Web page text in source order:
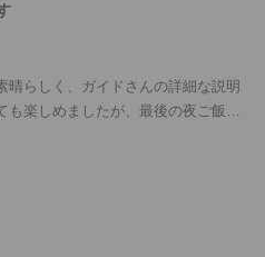
らしく、ガイドさんの詳細な説明
も楽しめましたが、最後の夜ご飯に
者と同席の可能性があるという記